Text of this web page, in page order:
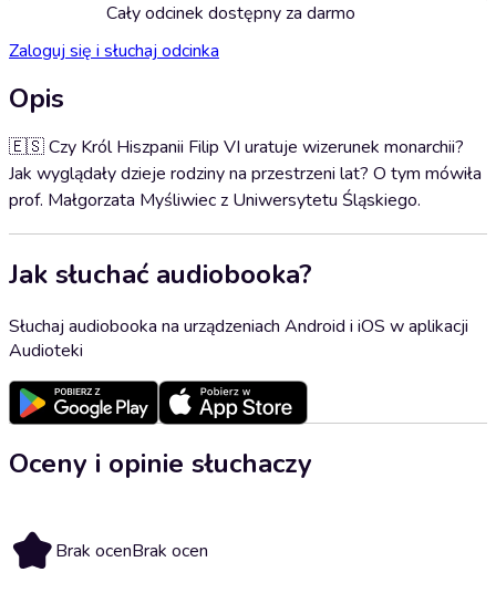
Cały odcinek dostępny za darmo
Zaloguj się i słuchaj odcinka
Opis
🇪🇸 Czy Król Hiszpanii Filip VI uratuje wizerunek monarchii?
Jak wyglądały dzieje rodziny na przestrzeni lat? O tym mówiła
prof. Małgorzata Myśliwiec z Uniwersytetu Śląskiego.
Jak słuchać audiobooka?
Słuchaj audiobooka na urządzeniach Android i iOS w aplikacji
Audioteki
Oceny i opinie słuchaczy
Brak ocenBrak ocen